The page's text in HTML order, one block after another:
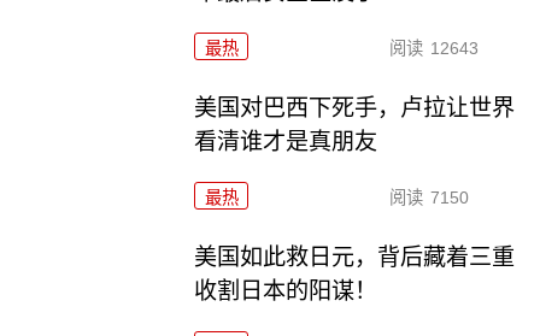
最热 阅读 12643
美国对巴西下死手，卢拉让世界
看清谁才是真朋友
最热 阅读 7150
美国如此救日元，背后藏着三重
收割日本的阳谋！